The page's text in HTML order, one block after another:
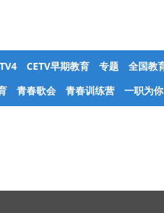
CETV早期教育 专题 全国教
青春歌会 青春训练营 一职为你